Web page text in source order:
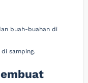
buah-buahan di
samping.